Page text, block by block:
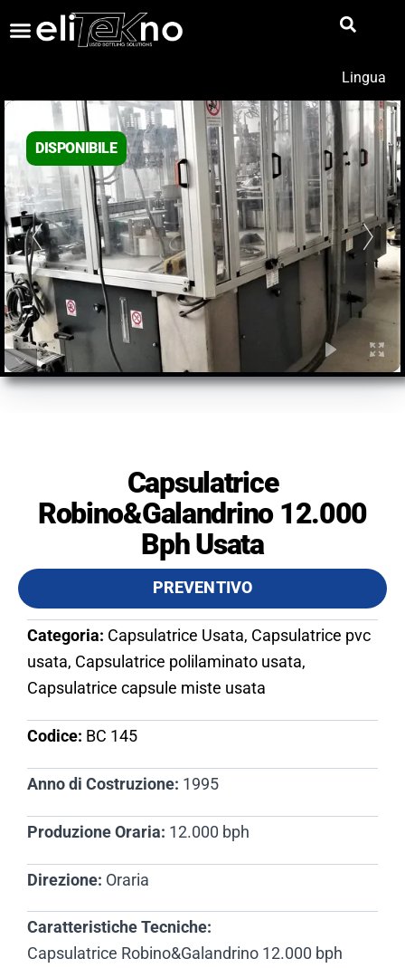
Lingua
DISPONIBILE
Capsulatrice
Robino&Galandrino 12.000
Bph Usata
PREVENTIVO
Categoria: Capsulatrice Usata, Capsulatrice pvc
usata, Capsulatrice polilaminato usata,
Capsulatrice capsule miste usata
Codice: BC 145​
Anno di Costruzione: 1995
Produzione Oraria: 12.000 bph
Direzione: Oraria
Caratteristiche Tecniche:
Capsulatrice Robino&Galandrino 12.000 bph